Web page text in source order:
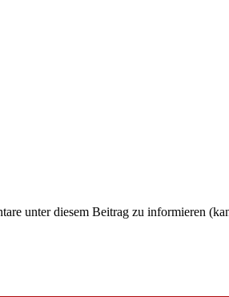
unter diesem Beitrag zu informieren